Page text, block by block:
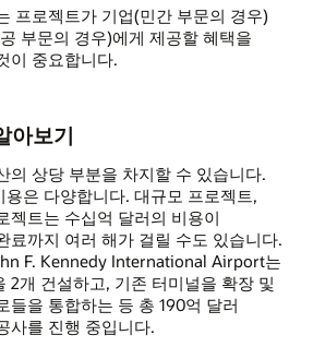
프로젝트가 기업(민간 부문의 경우)
부문의 경우)에게 제공할 혜택을
이 중요합니다.
아보기
의 상당 부분을 차지할 수 있습니다.
은 다양합니다. 대규모 프로젝트,
젝트는 수십억 달러의 비용이
료까지 여러 해가 걸릴 수도 있습니다.
F. Kennedy International Airport는
2개 건설하고, 기존 터미널을 확장 및
들을 통합하는 등 총 190억 달러
사를 진행 중입니다.